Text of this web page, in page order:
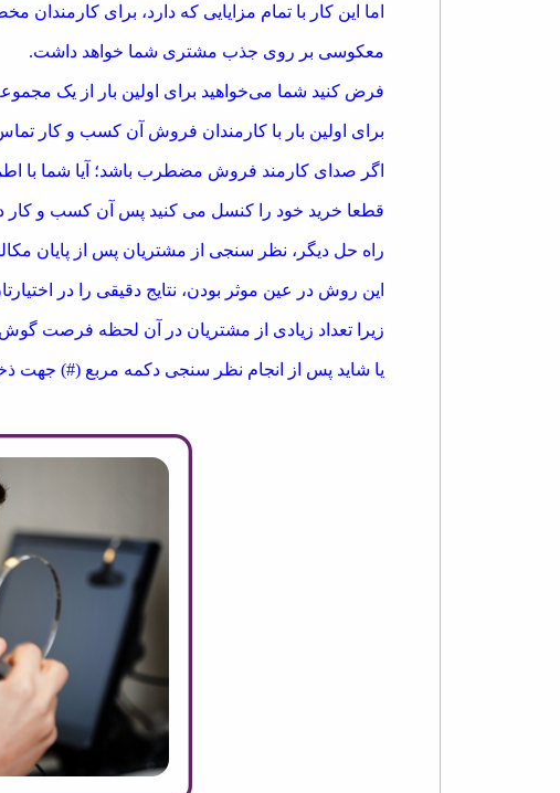
اما این کار با تمام مزایایی که دارد، برای
معکوسی بر روی جذب مشتری شما خواهد داشت.
فرض کنید شما می‌خواهید برای اولین بار از یک
برای اولین بار با کارمندان فروش آن کسب و کار
اگر صدای کارمند فروش مضطرب باشد؛ آیا شما با
قطعا خرید خود را کنسل می کنید پس آن کسب و
راه حل دیگر، نظر سنجی از مشتریان پس از پایان
این روش در عین موثر بودن، نتایج دقیقی را در
زیرا تعداد زیادی از مشتریان در آن لحظه فرصت گوش
یا شاید پس از انجام نظر سنجی دکمه مربع (#) جهت